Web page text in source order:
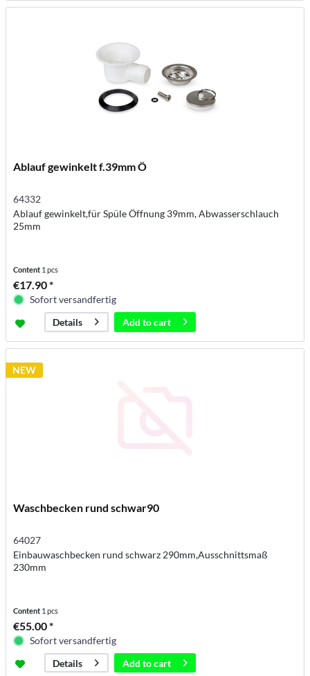
Ablauf gewinkelt f.39mm Ö
64332
Ablauf gewinkelt,für Spüle Öffnung 39mm, Abwasserschlauch
25mm
Content 1 pcs
€17.90 *
Sofort versandfertig
Details
Add tocart
NEW
Waschbecken rund schwar90
64027
Einbauwaschbecken rund schwarz 290mm,Ausschnittsmaß
230mm
Content 1 pcs
€55.00 *
Sofort versandfertig
Details
Add tocart